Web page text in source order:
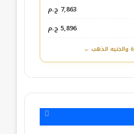
7,863 ج.م
5,896 ج.م
والجنيه الذهب ←